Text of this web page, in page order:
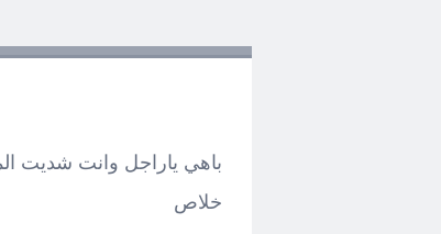
باهي ياراجل وانت شديت
خلاص